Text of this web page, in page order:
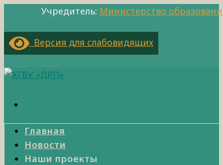
Учредитель: Министерство
Версия для слабовидящих
Главная
Новости
Наши проекты